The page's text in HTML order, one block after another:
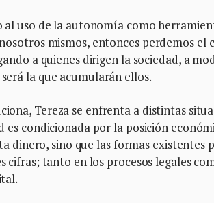
al uso de la autonomía como
mismos, entonces perdemos
a quienes dirigen la sociedad, a
la que acumularán ellos.
Tereza se enfrenta a distintas
condicionada por la posición
dinero, sino que las formas existentes
tanto en los procesos legales